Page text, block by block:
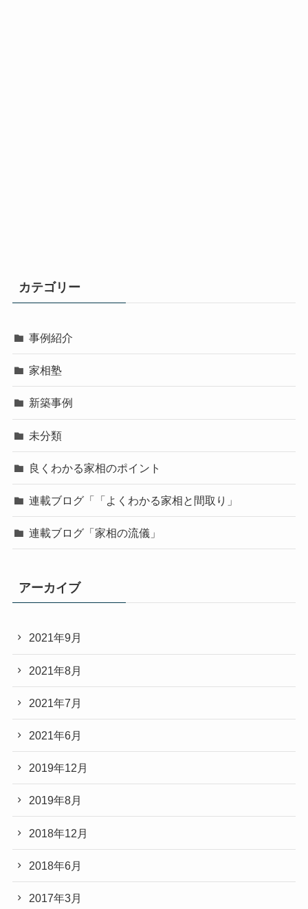
カテゴリー
事例紹介
家相塾
新築事例
未分類
良くわかる家相のポイント
連載ブログ「「よくわかる家相と間取り」
連載ブログ「家相の流儀」
アーカイブ
2021年9月
2021年8月
2021年7月
2021年6月
2019年12月
2019年8月
2018年12月
2018年6月
2017年3月